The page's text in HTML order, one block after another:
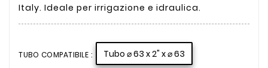
Italy. Ideale per irrigazione e idraulica.
TUBO COMPATIBILE : Tubo ⌀ 63 x 2" x ⌀ 63